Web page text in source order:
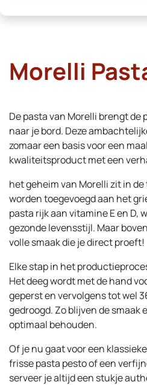
Morelli
De pasta van Morelli brengt de
naar je bord. Deze
zomaar een basis voor een
kwaliteitsproduct met een
het geheim van Morelli zit in
worden toegevoegd aan het
pasta rijk aan vitamine E en D,
gezonde levensstijl. Maar
volle smaak die je direct proeft!
Elke stap in het
Het deeg wordt met de hand
geperst en vervolgens tot wel
gedroogd. Zo blijven de smaak
optimaal behouden.
Of je nu gaat voor een
frisse pasta pesto of een
serveer je altijd een stukje